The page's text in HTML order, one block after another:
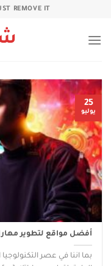
REMOVE IT...
أفضل مواقع لتطوير
بما اننا في عصر
25
يوليو